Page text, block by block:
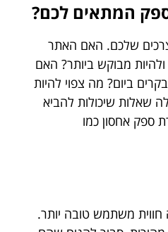
המתאים לכם?
שלכם. האם האתר
מבוקש ביותר? האם
באתר קטן עם 10 מבקרים ביום? מה צפוי להיות
שאלות שיכולות להביא
ספק אחסון כמו
משתמש טובה יותר.